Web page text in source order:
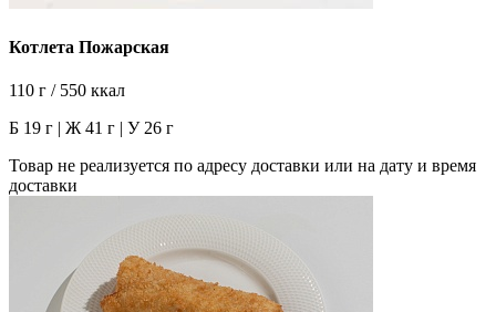
Котлета Пожарская
110 г / 550 ккал
Б 19 г | Ж 41 г | У 26 г
Товар не реализуется по адресу доставки или на дату и время
доставки